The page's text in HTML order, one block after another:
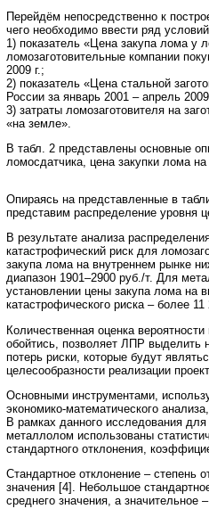
Перейдём непосредственно к
чего необходимо ввести ряд
1) показатель «Цена закупа лома у
ломозаготовительные компании
2009 г.;
2) показатель «Цена стальной
России за январь 2001 – апрель 2009
3) затраты ломозаготовителя на
«на земле».
В табл. 2 представлены основные
ломосдатчика, цена закупки лома
Опираясь на представленные в
представим распределение уровня
В результате анализа
катастрофический риск для
закупа лома на внутреннем рынке
диапазон 1901–2900 руб./т. Для
установлении цены закупа лома на
катастрофического риска – более 11
Количественная оценка
обойтись, позволяет ЛПР выделить
потерь риски, которые будут
целесообразности реализации
Основными инструментами,
экономико-математического
В рамках данного исследования для
металлолом использованы
стандартного отклонения,
Стандартное отклонение – степень
значения [4]. Небольшое
среднего значения, а значительное